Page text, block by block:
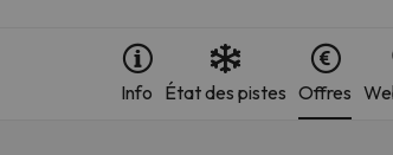
Info État des pistes Offres